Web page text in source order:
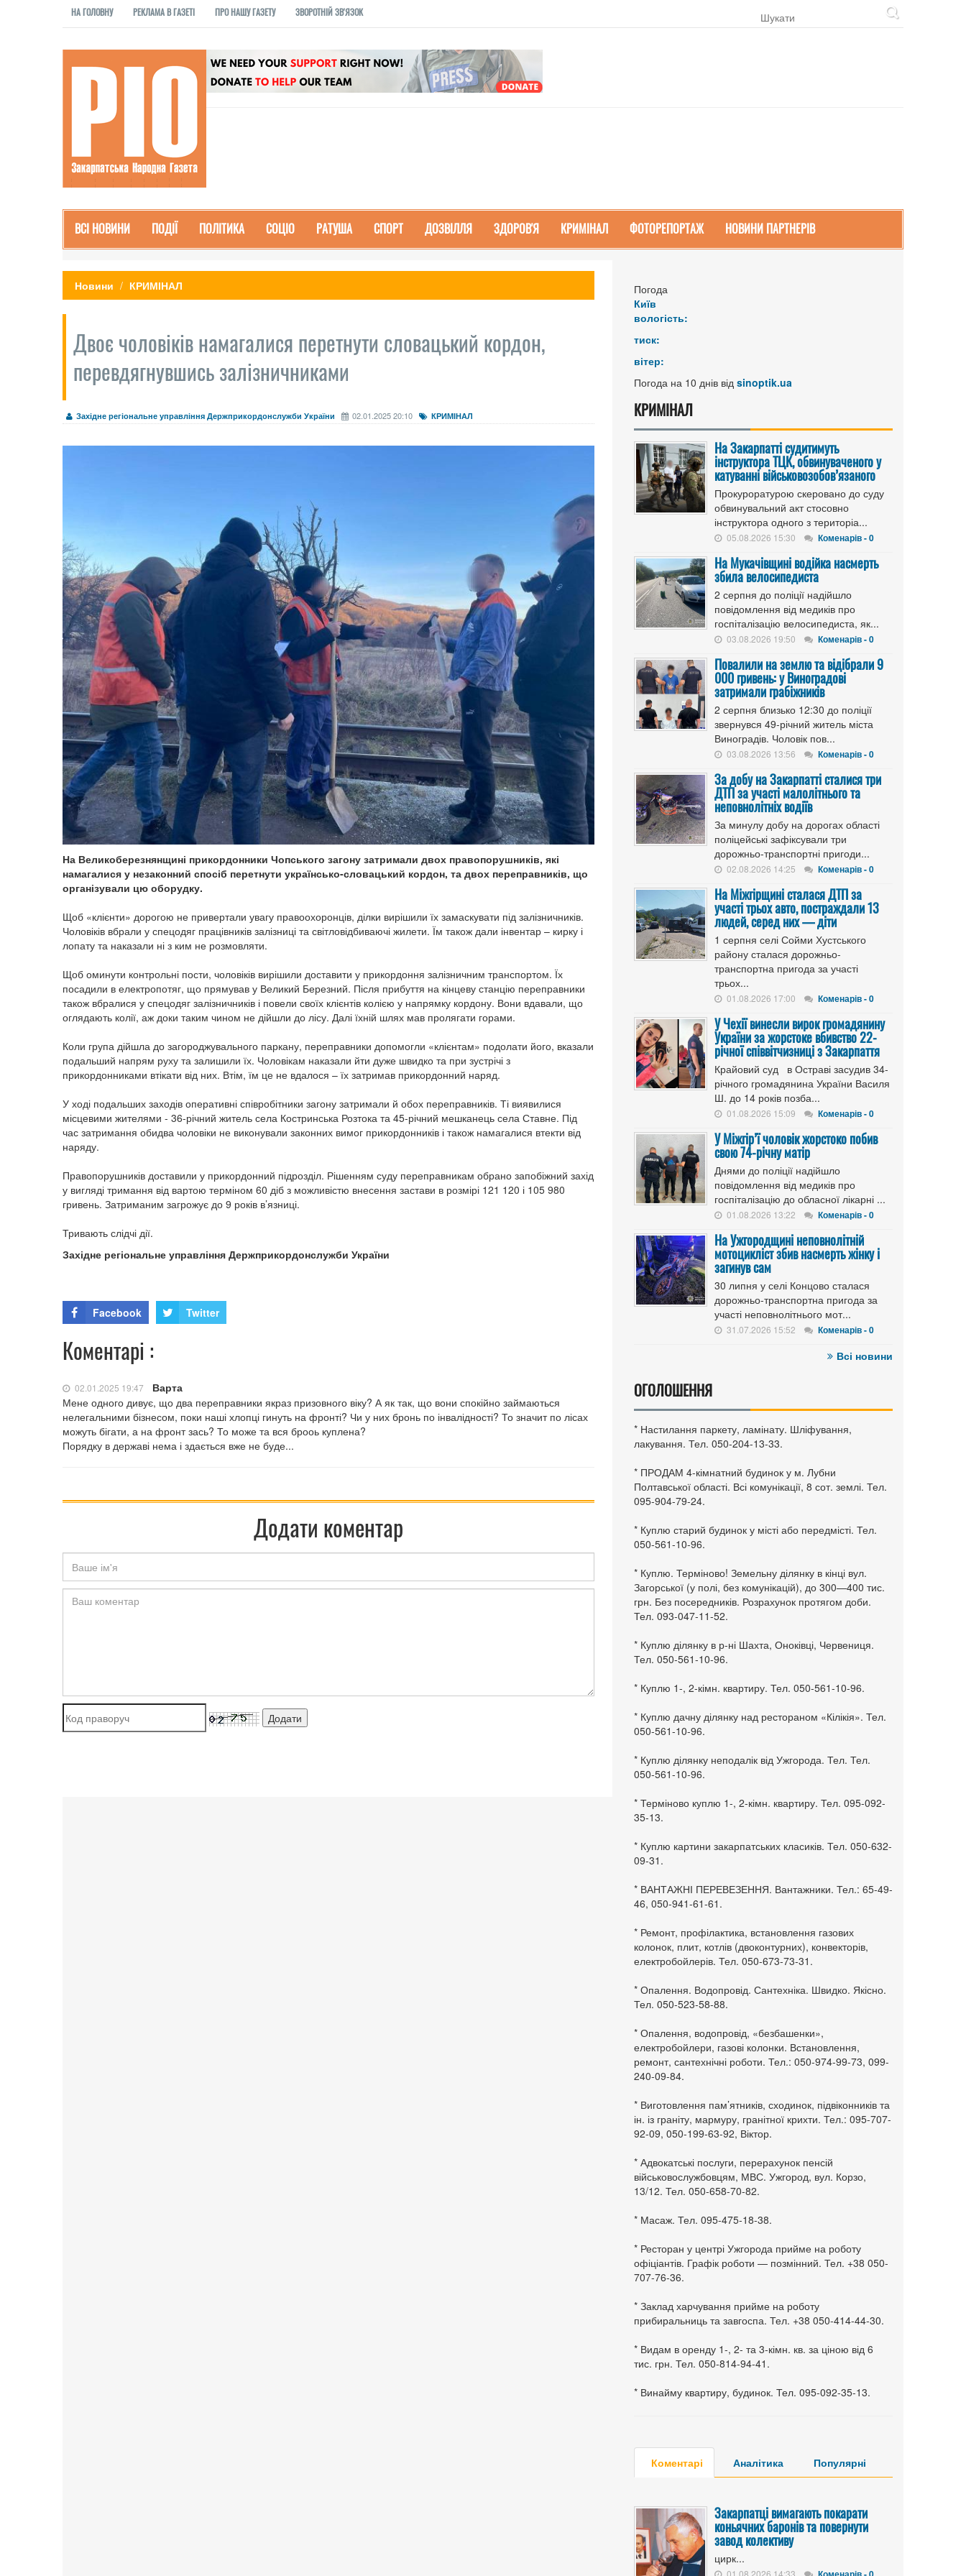
НА ГОЛОВНУ РЕКЛАМА В ГАЗЕТІ ПРО НАШУ ГАЗЕТУ ЗВОРОТНІЙ ЗВ'ЯЗОК
ВСІ НОВИНИ ПОДІЇ ПОЛІТИКА СОЦІО РАТУША СПОРТ ДОЗВІЛЛЯ ЗДОРОВ'Я КРИМІНАЛ ФОТОРЕПОРТАЖ НОВИНИ ПАРТНЕРІВ
Новини КРИМІНАЛ
Двоє чоловіків намагалися перетнути словацький кордон,
перевдягнувшись залізничниками
Західне регіональне управління Держприкордонслужби України 02.01.2025 20:10 КРИМІНАЛ
На Великоберезнянщині прикордонники Чопського загону затримали двох правопорушників, які
намагалися у незаконний спосіб перетнути українсько-словацький кордон, та двох переправників, що
організували цю оборудку.
Щоб «клієнти» дорогою не привертали увагу правоохоронців, ділки вирішили їх замаскувати під залізничників.
Чоловіків вбрали у спецодяг працівників залізниці та світловідбиваючі жилети. Їм також дали інвентар – кирку і
лопату та наказали ні з ким не розмовляти.
Щоб оминути контрольні пости, чоловіків вирішили доставити у прикордоння залізничним транспортом. Їх
посадили в електропотяг, що прямував у Великий Березний. Після прибуття на кінцеву станцію переправники
також вбралися у спецодяг залізничників і повели своїх клієнтів колією у напрямку кордону. Вони вдавали, що
оглядають колії, аж доки таким чином не дійшли до лісу. Далі їхній шлях мав пролягати горами.
Коли група дійшла до загороджувального паркану, переправники допомогли «клієнтам» подолати його, вказали
подальший напрям руху та залишили їх. Чоловікам наказали йти дуже швидко та при зустрічі з
прикордонниками втікати від них. Втім, їм це не вдалося – їх затримав прикордонний наряд.
У ході подальших заходів оперативні співробітники загону затримали й обох переправників. Ті виявилися
місцевими жителями - 36-річний житель села Костринська Розтока та 45-річний мешканець села Ставне. Під
час затримання обидва чоловіки не виконували законних вимог прикордонників і також намагалися втекти від
наряду.
Правопорушників доставили у прикордонний підрозділ. Рішенням суду переправникам обрано запобіжний захід
у вигляді тримання від вартою терміном 60 діб з можливістю внесення застави в розмірі 121 120 і 105 980
гривень. Затриманим загрожує до 9 років в’язниці.
Тривають слідчі дії.
Західне регіональне управління Держприкордонслужби України
Facebook Twitter
Коментарі :
02.01.2025 19:47
Варта
Мене одного дивує, що два переправники якраз призовного віку? А як так, що вони спокійно займаються
нелегальними бізнесом, поки наші хлопці гинуть на фронті? Чи у них бронь по інвалідності? То значит по лісах
можуть бігати, а на фронт зась? То може та вся брооь куплена?
Порядку в державі нема і здається вже не буде...
Додати коментар
Погода
Київ
вологість:
тиск:
вітер:
Погода на 10 днів від sinoptik.ua
КРИМІНАЛ
На Закарпатті судитимуть
інструктора ТЦК, обвинуваченого у
катуванні військовозобов’язаного
Прокуроратурою скеровано до суду
обвинувальний акт стосовно
інструктора одного з територіа...
05.08.2026 15:30 Коменарів - 0
На Мукачівщині водійка насмерть
збила велосипедиста
2 серпня до поліції надійшло
повідомлення від медиків про
госпіталізацію велосипедиста, як...
03.08.2026 19:50 Коменарів - 0
Повалили на землю та відібрали 9
000 гривень: у Виноградові
затримали грабіжників
2 серпня близько 12:30 до поліції
звернувся 49-річний житель міста
Виноградів. Чоловік пов...
03.08.2026 13:56 Коменарів - 0
За добу на Закарпатті сталися три
ДТП за участі малолітнього та
неповнолітніх водіїв
За минулу добу на дорогах області
поліцейські зафіксували три
дорожньо-транспортні пригоди...
02.08.2026 14:25 Коменарів - 0
На Міжгірщині сталася ДТП за
участі трьох авто, постраждали 13
людей, серед них — діти
1 серпня селі Сойми Хустського
району сталася дорожньо-
транспортна пригода за участі
трьох...
01.08.2026 17:00 Коменарів - 0
У Чехії винесли вирок громадянину
України за жорстоке вбивство 22-
річної співвітчизниці з Закарпаття
Крайовий суд в Остраві засудив 34-
річного громадянина України Василя
Ш. до 14 років позба...
01.08.2026 15:09 Коменарів - 0
У Міжгір’ї чоловік жорстоко побив
свою 74-річну матір
Днями до поліції надійшло
повідомлення від медиків про
госпіталізацію до обласної лікарні ...
01.08.2026 13:22 Коменарів - 0
На Ужгородщині неповнолітній
мотоцикліст збив насмерть жінку і
загинув сам
30 липня у селі Концово сталася
дорожньо-транспортна пригода за
участі неповнолітнього мот...
31.07.2026 15:52 Коменарів - 0
Всі новини
ОГОЛОШЕННЯ
* Настилання паркету, ламінату. Шліфування,
лакування. Тел. 050-204-13-33.
* ПРОДАМ 4-кімнатний будинок у м. Лубни
Полтавської області. Всі комунікації, 8 сот. землі. Тел.
095-904-79-24.
* Куплю старий будинок у місті або передмісті. Тел.
050-561-10-96.
* Куплю. Терміново! Земельну ділянку в кінці вул.
Загорської (у полі, без комунікацій), до 300—400 тис.
грн. Без посередників. Розрахунок протягом доби.
Тел. 093-047-11-52.
* Куплю ділянку в р-ні Шахта, Оноківці, Червениця.
Тел. 050-561-10-96.
* Куплю 1-, 2-кімн. квартиру. Тел. 050-561-10-96.
* Куплю дачну ділянку над рестораном «Кілікія». Тел.
050-561-10-96.
* Куплю ділянку неподалік від Ужгорода. Тел. Тел.
050-561-10-96.
* Терміново куплю 1-, 2-кімн. квартиру. Тел. 095-092-
35-13.
* Куплю картини закарпатських класиків. Тел. 050-632-
09-31.
* ВАНТАЖНІ ПЕРЕВЕЗЕННЯ. Вантажники. Тел.: 65-49-
46, 050-941-61-61.
* Ремонт, профілактика, встановлення газових
колонок, плит, котлів (двоконтурних), конвекторів,
електробойлерів. Тел. 050-673-73-31.
* Опалення. Водопровід. Сантехніка. Швидко. Якісно.
Тел. 050-523-58-88.
* Опалення, водопровід, «безбашенки»,
електробойлери, газові колонки. Встановлення,
ремонт, сантехнічні роботи. Тел.: 050-974-99-73, 099-
240-09-84.
* Виготовлення пам’ятників, сходинок, підвіконників та
ін. із граніту, мармуру, гранітної крихти. Тел.: 095-707-
92-09, 050-199-63-92, Віктор.
* Адвокатські послуги, перерахунок пенсій
військовослужбовцям, МВС. Ужгород, вул. Корзо,
13/12. Тел. 050-658-70-82.
* Масаж. Тел. 095-475-18-38.
* Ресторан у центрі Ужгорода прийме на роботу
офіціантів. Графік роботи — позмінний. Тел. +38 050-
707-76-36.
* Заклад харчування прийме на роботу
прибиральниць та завгоспа. Тел. +38 050-414-44-30.
* Видам в оренду 1-, 2- та 3-кімн. кв. за ціною від 6
тис. грн. Тел. 050-814-94-41.
* Винайму квартиру, будинок. Тел. 095-092-35-13.
Коментарі Аналітика Популярні
Закарпатці вимагають покарати
коньячних баронів та повернути
завод колективу
цирк...
01.08.2026 14:33